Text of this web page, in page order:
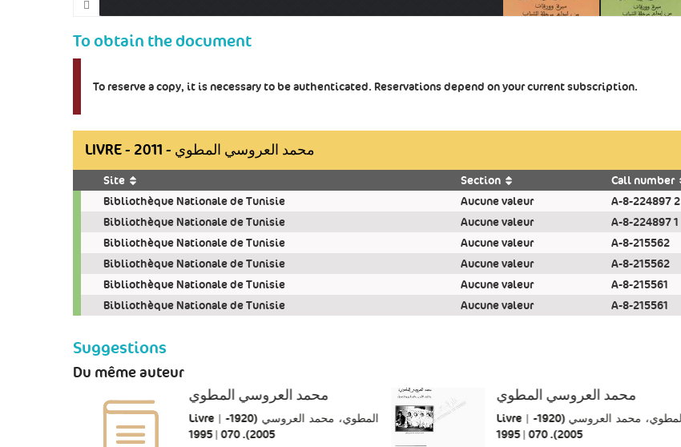
To obtain the document
To reserve a copy, it is necessary to be authenticated. Reservations depend on your current subscription.
LIVRE - 2011 - محمد العروسي المطوي
Copies
Site Section Call number
Bibliothèque Nationale de Tunisie
Aucune valeur A-8-224897 2
Bibliothèque Nationale de Tunisie
Aucune valeur A-8-224897 1
Bibliothèque Nationale de Tunisie
Aucune valeur A-8-215562
Bibliothèque Nationale de Tunisie
Aucune valeur A-8-215562
Bibliothèque Nationale de Tunisie
Aucune valeur A-8-215561
Bibliothèque Nationale de Tunisie
Aucune valeur A-8-215561
Suggestions
Du même auteur
محمد العروسي المطوي
Livre | المطوي، محمد العروسي (1920-
2005). 070 | 1995
محمد العروسي المطوي
Livre | المطوي، محمد العروسي (1920-
2005). 070 | 1995